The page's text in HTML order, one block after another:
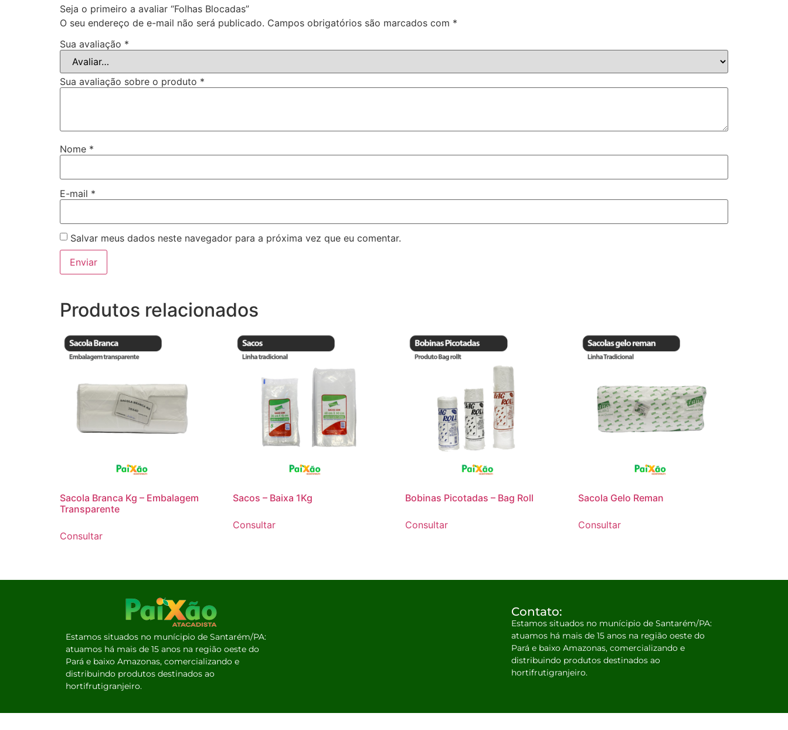
Seja o primeiro a avaliar “Folhas Blocadas”
O seu endereço de e-mail não será publicado. Campos obrigatórios são marcados com *
Sua avaliação *
Sua avaliação sobre o produto *
Nome *
E-mail *
Salvar meus dados neste navegador para a próxima vez que eu comentar.
Produtos relacionados
Sacola Branca Kg – Embalagem
Transparente
Consultar
Sacos – Baixa 1Kg
Consultar
Bobinas Picotadas – Bag Roll
Consultar
Sacola Gelo Reman
Consultar
Estamos situados no munícipio de Santarém/PA:
atuamos há mais de 15 anos na região oeste do
Pará e baixo Amazonas, comercializando e
distribuindo produtos destinados ao
hortifrutigranjeiro.
Contato:
Estamos situados no munícipio de Santarém/PA:
atuamos há mais de 15 anos na região oeste do
Pará e baixo Amazonas, comercializando e
distribuindo produtos destinados ao
hortifrutigranjeiro.